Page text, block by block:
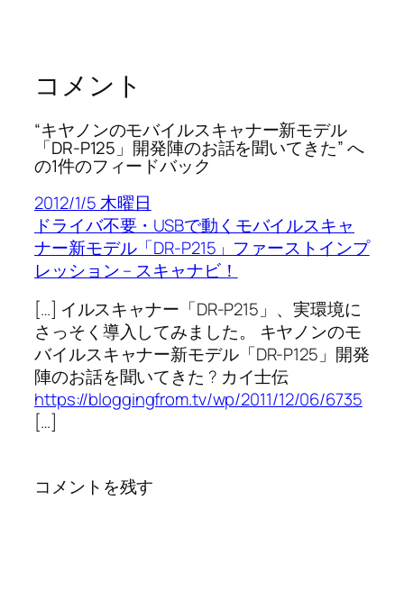
コメント
“キヤノンのモバイルスキャナー新モデル
「DR-P125」開発陣のお話を聞いてきた” へ
の1件のフィードバック
2012/1/5 木曜日
ドライバ不要・USBで動くモバイルスキャ
ナー新モデル「DR-P215」ファーストインプ
レッション – スキャナビ！
[…] イルスキャナー「DR-P215」、実環境に
さっそく導入してみました。 キヤノンのモ
バイルスキャナー新モデル「DR-P125」開発
陣のお話を聞いてきた ? カイ士伝
https://bloggingfrom.tv/wp/2011/12/06/6735
[…]
コメントを残す